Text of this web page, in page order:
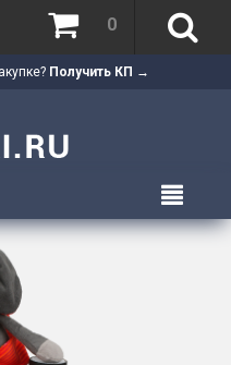
Получить КП →
0